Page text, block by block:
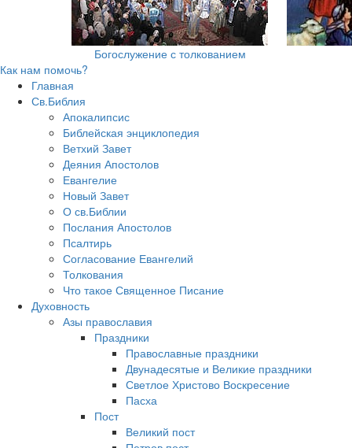
Богослужение с толкованием
Как нам помочь?
Главная
Св.Библия
Апокалипсис
Библейская энциклопедия
Ветхий Завет
Деяния Апостолов
Евангелие
Новый Завет
О св.Библии
Послания Апостолов
Псалтирь
Согласование Евангелий
Толкования
Что такое Священное Писание
Духовность
Азы православия
Праздники
Православные праздники
Двунадесятые и Великие праздники
Светлое Христово Воскресение
Пасха
Пост
Великий пост